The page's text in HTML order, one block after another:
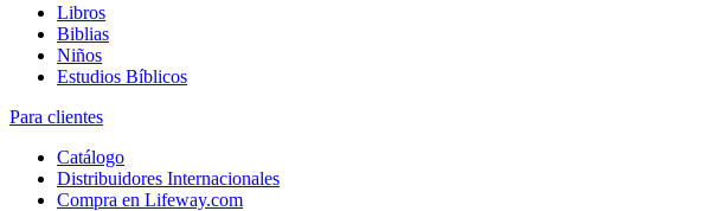
Libros
Biblias
Niños
Estudios Bíblicos
Para clientes
Catálogo
Distribuidores Internacionales
Compra en Lifeway.com